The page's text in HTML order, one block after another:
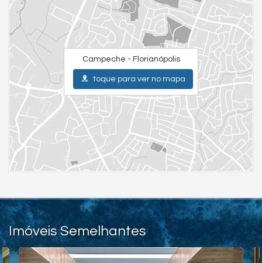
Campeche - Florianópolis
toque para ver no mapa
Imóveis Semelhantes